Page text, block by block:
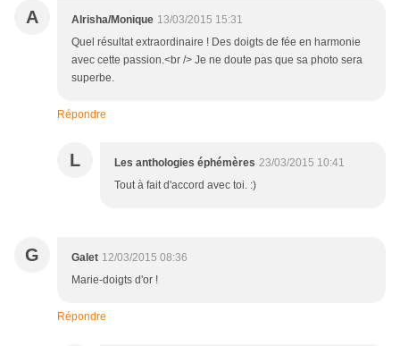
A Alrisha/Monique 13/03/2015 15:31
Quel résultat extraordinaire ! Des doigts de fée en harmonie
avec cette passion.<br /> Je ne doute pas que sa photo sera
superbe.
Répondre
L Les anthologies éphémères 23/03/2015 10:41
Tout à fait d'accord avec toi. :)
G Galet 12/03/2015 08:36
Marie-doigts d'or !
Répondre